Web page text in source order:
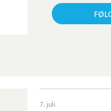
7. juli